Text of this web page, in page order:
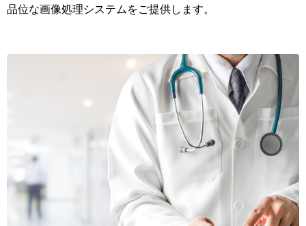
品位な画像処理システムをご提供します。